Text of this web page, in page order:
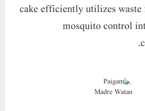
cake efficiently utilizes
mosquito control